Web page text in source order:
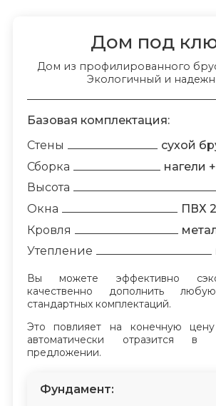
Дом под
Дом из профилированного
Экологичный и
Базовая комплектация:
Стены
сухой
Сборка
нагели
Высота
Окна
ПВХ
Кровля
Утепление
Вы можете эффективно
качественно дополнить
стандартных комплектаций.
Это повлияет на конечную
автоматически отразится в
предложении.
Фундамент: